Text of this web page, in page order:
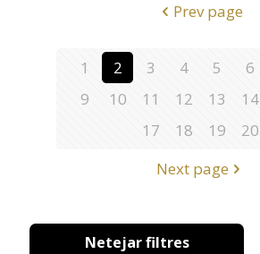
Prev page
1 2 3 4 5 6
9
10 11 12 13 14
17
18 19
20
Next page
Netejar filtres